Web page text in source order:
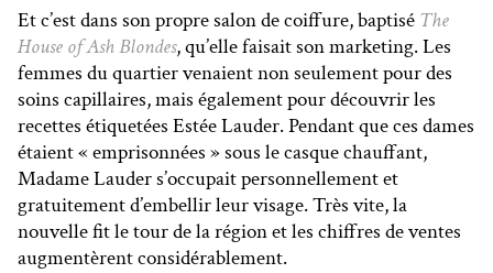
Et c’est dans son propre salon de coiffure, baptisé The
House of Ash Blondes, qu’elle faisait son marketing. Les
femmes du quartier venaient non seulement pour des
soins capillaires, mais également pour découvrir les
recettes étiquetées Estée Lauder. Pendant que ces dames
étaient « emprisonnées » sous le casque chauffant,
Madame Lauder s’occupait personnellement et
gratuitement d’embellir leur visage. Très vite, la
nouvelle fit le tour de la région et les chiffres de ventes
augmentèrent considérablement.